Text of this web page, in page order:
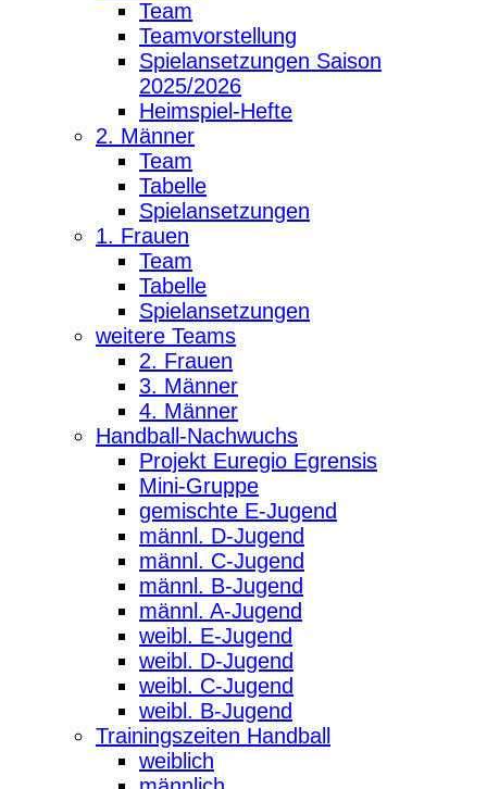
Team
Teamvorstellung
Spielansetzungen Saison
2025/2026
Heimspiel-Hefte
2. Männer
Team
Tabelle
Spielansetzungen
1. Frauen
Team
Tabelle
Spielansetzungen
weitere Teams
2. Frauen
3. Männer
4. Männer
Handball-Nachwuchs
Projekt Euregio Egrensis
Mini-Gruppe
gemischte E-Jugend
männl. D-Jugend
männl. C-Jugend
männl. B-Jugend
männl. A-Jugend
weibl. E-Jugend
weibl. D-Jugend
weibl. C-Jugend
weibl. B-Jugend
Trainingszeiten Handball
weiblich